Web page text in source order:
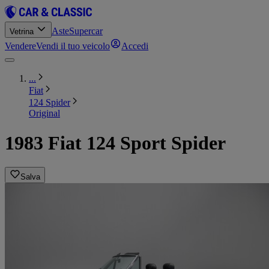
Vetrina AsteSupercar
VendereVendi il tuo veicolo Accedi
...
Fiat
124 Spider
Original
1983 Fiat 124 Sport Spider
Salva